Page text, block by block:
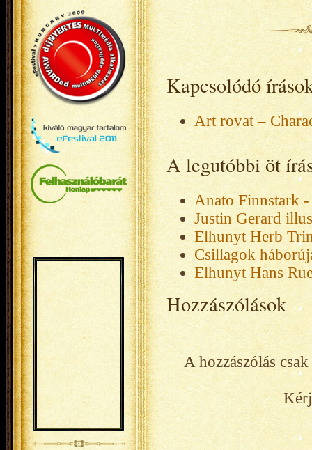
Kapcsolódó
Art rovat –
A legutóbbi öt
Anato Finnstark
Justin Gerard
Elhunyt Herb
Csillagok
Elhunyt Hans
Hozzászólások
A hozzászólás